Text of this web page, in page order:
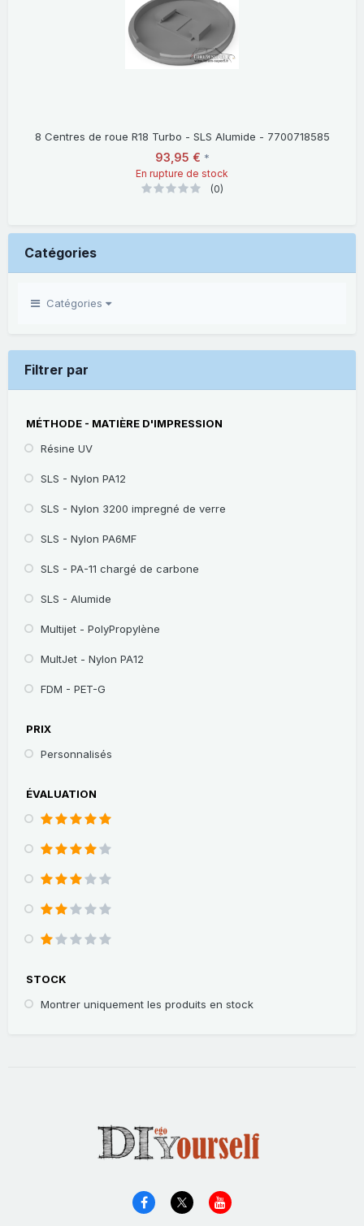
8 Centres de roue R18 Turbo - SLS Alumide - 7700718585
93,95 € *
En rupture de stock
(0)
Catégories
Catégories
Filtrer par
MÉTHODE - MATIÈRE D'IMPRESSION
Résine UV
SLS - Nylon PA12
SLS - Nylon 3200 impregné de verre
SLS - Nylon PA6MF
SLS - PA-11 chargé de carbone
SLS - Alumide
Multijet - PolyPropylène
MultJet - Nylon PA12
FDM - PET-G
PRIX
Personnalisés
ÉVALUATION
STOCK
Montrer uniquement les produits en stock